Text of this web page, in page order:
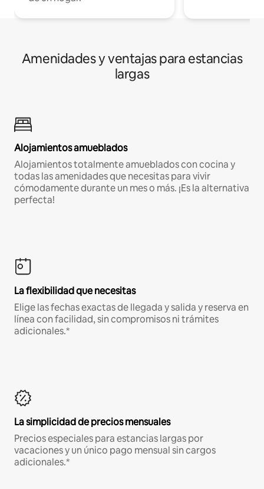
Amenidades y ventajas para estancias
largas
Alojamientos amueblados
Alojamientos totalmente amueblados con cocina y
todas las amenidades que necesitas para vivir
cómodamente durante un mes o más. ¡Es la alternativa
perfecta!
La flexibilidad que necesitas
Elige las fechas exactas de llegada y salida y reserva en
línea con facilidad, sin compromisos ni trámites
adicionales.*
La simplicidad de precios mensuales
Precios especiales para estancias largas por
vacaciones y un único pago mensual sin cargos
adicionales.*